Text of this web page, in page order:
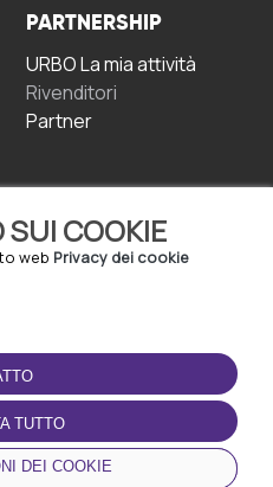
SUI COOKIE
web Privacy dei cookie
TUTTO
DEI COOKIE
PARTNERSHIP
URBO La mia attività
Rivenditori
Partner
SCARICA L'APP